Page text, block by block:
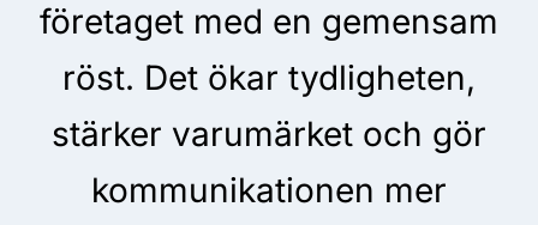
företaget med en gemensam
röst. Det ökar tydligheten,
stärker varumärket och gör
kommunikationen mer